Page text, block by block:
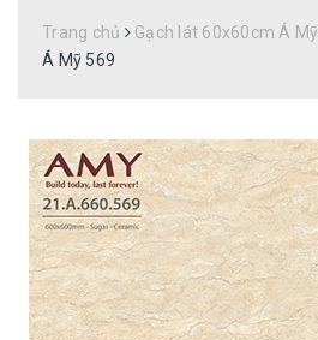
Trang chủ Gạch lát 60x60cm Á Mỹ
Á Mỹ 569